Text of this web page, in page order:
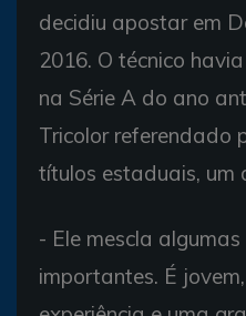
decidiu apostar em
2016. O técnico
na Série A do ano
Tricolor referendado
títulos estaduais, um
- Ele mescla
importantes. É